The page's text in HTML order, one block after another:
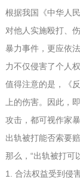
根据我国《中华人
对他人实施殴打、
暴力事件，更应依
力不仅侵害了个人
值得注意的是，《
上的伤害。因此，
攻击，都可视作家
出轨被打能否索要
那么，“出轨被打可
1. 合法权益受到侵